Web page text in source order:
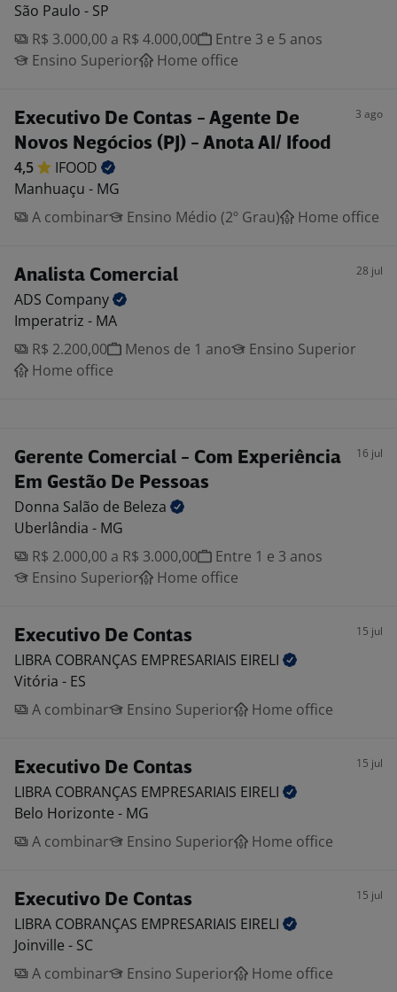
São Paulo - SP
R$ 3.000,00 a R$ 4.000,00
Entre 3 e 5 anos
Ensino Superior
Home office
Executivo De Contas - Agente De
Novos Negócios (PJ) - Anota AI/ Ifood
3 ago
4,5
IFOOD
Manhuaçu - MG
A combinar
Ensino Médio (2º Grau) Home office
Analista Comercial 28 jul
ADS Company
Imperatriz - MA
R$ 2.200,00
Menos de 1 ano
Ensino Superior
Home office
Gerente Comercial - Com Experiência
Em Gestão De Pessoas
16 jul
Donna Salão de Beleza
Uberlândia - MG
R$ 2.000,00 a R$ 3.000,00
Entre 1 e 3 anos
Ensino Superior
Home office
Executivo De Contas 15 jul
LIBRA COBRANÇAS EMPRESARIAIS EIRELI
Vitória - ES
A combinar
Ensino Superior Home office
Executivo De Contas 15 jul
LIBRA COBRANÇAS EMPRESARIAIS EIRELI
Belo Horizonte - MG
A combinar
Ensino Superior Home office
Executivo De Contas 15 jul
LIBRA COBRANÇAS EMPRESARIAIS EIRELI
Joinville - SC
A combinar
Ensino Superior Home office